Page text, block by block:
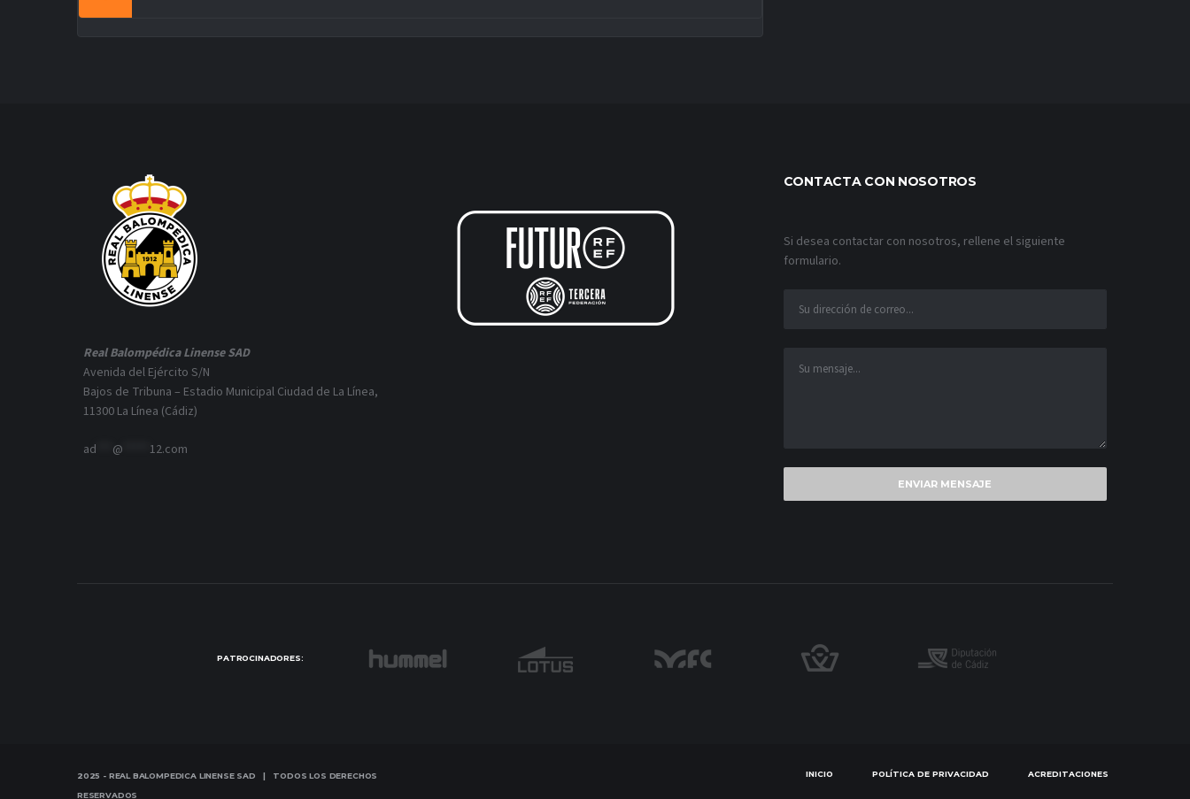
Real Balompédica Linense SAD
Avenida del Ejército S/N
Bajos de Tribuna – Estadio Municipal Ciudad de La Línea,
11300 La Línea (Cádiz)
ad @ 12.com
CONTACTA CON NOSOTROS
Si desea contactar con nosotros, rellene el siguiente
formulario.
PATROCINADORES:
2025 - REAL BALOMPEDICA LINENSE SAD | TODOS LOS DERECHOS
RESERVADOS
INICIO POLÍTICA DE PRIVACIDAD ACREDITACIONES